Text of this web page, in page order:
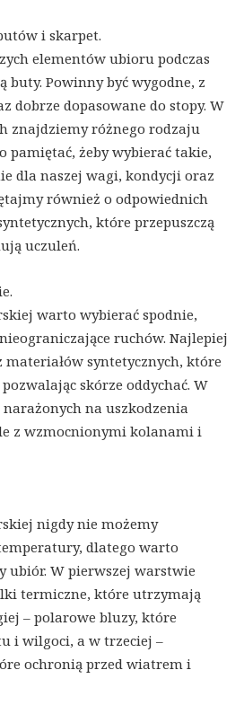
i skarpet.
elementów ubioru podczas
buty. Powinny być wygodne, z
dobrze dopasowane do stopy. W
znajdziemy różnego rodzaju
pamiętać, żeby wybierać takie,
dla naszej wagi, kondycji oraz
również o odpowiednich
które przepuszczą
uczuleń.
warto wybierać spodnie,
ruchów. Najlepiej
materiałów syntetycznych, które
skórze oddychać. W
na uszkodzenia
z wzmocnionymi kolanami i
nigdy nie możemy
dlatego warto
ubiór. W pierwszej warstwie
termiczne, które utrzymają
– polarowe bluzy, które
i wilgoci, a w trzeciej –
ochronią przed wiatrem i